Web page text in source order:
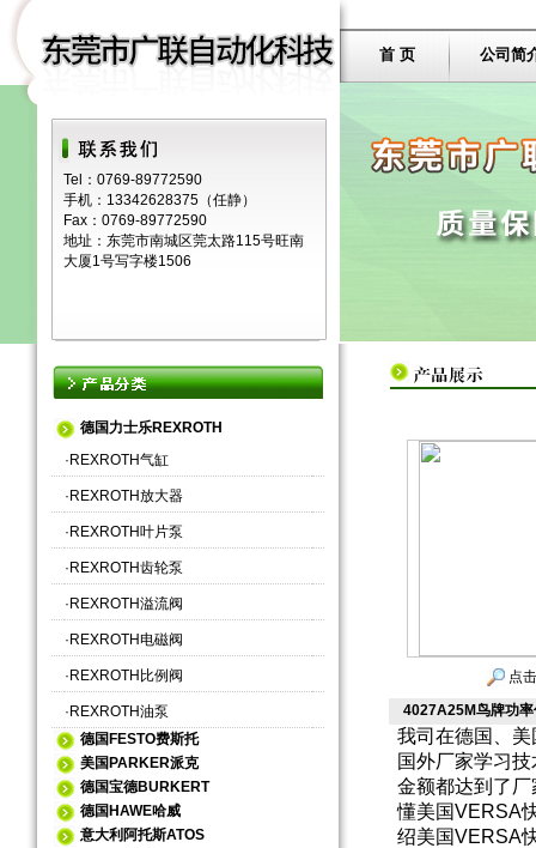
Tel：0769-89772590
手机：13342628375（任静）
Fax：0769-89772590
地址：东莞市南城区莞太路115号旺南
大厦1号写字楼1506
首 页 公司简
德国力士乐REXROTH
· REXROTH气缸
· REXROTH放大器
· REXROTH叶片泵
· REXROTH齿轮泵
· REXROTH溢流阀
· REXROTH电磁阀
· REXROTH比例阀
· REXROTH油泵
德国FESTO费斯托
美国PARKER派克
德国宝德BURKERT
德国HAWE哈威
意大利阿托斯ATOS
点
4027A25M鸟牌功
我司在德国、
国外厂家学习
金额都达到了
懂美国VERSA
绍美国VERSA